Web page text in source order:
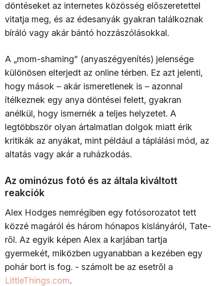
döntéseket az internetes közösség előszeretettel
vitatja meg, és az édesanyák gyakran találkoznak
bíráló vagy akár bántó hozzászólásokkal.
A „mom-shaming” (anyaszégyenítés) jelensége
különösen elterjedt az online térben. Ez azt jelenti,
hogy mások – akár ismeretlenek is – azonnal
ítélkeznek egy anya döntései felett, gyakran
anélkül, hogy ismernék a teljes helyzetet. A
legtöbbször olyan ártalmatlan dolgok miatt érik
kritikák az anyákat, mint például a táplálási mód, az
altatás vagy akár a ruházkodás.
Az ominózus fotó és az általa kiváltott
reakciók
Alex Hodges nemrégiben egy fotósorozatot tett
közzé magáról és három hónapos kislányáról, Tate-
ről. Az egyik képen Alex a karjában tartja
gyermekét, miközben ugyanabban a kezében egy
pohár bort is fog. - számolt be az esetről a
LittleThings.com.